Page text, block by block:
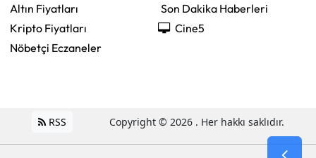
Altın Fiyatları
Kripto Fiyatları
Nöbetçi Eczaneler
Son Dakika Haberleri
Cine5
RSS Copyright © 2026 . Her hakkı saklıdır.